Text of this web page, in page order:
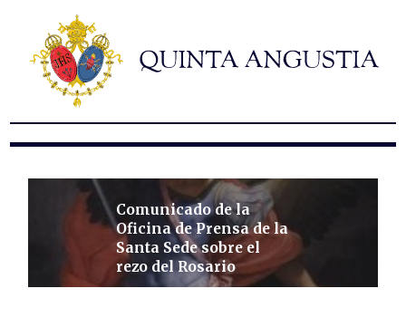
Hermandad
Titulares
Historia y patrimonio
Noticias
Formularios
Comunicado de la
Oficina de Prensa de la
Santa Sede sobre el
rezo del Rosario